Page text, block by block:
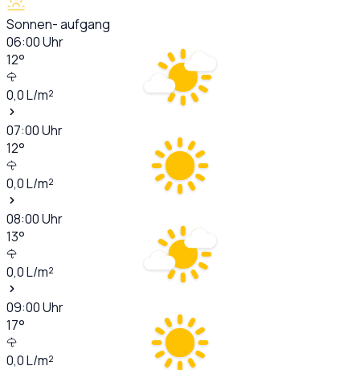
Sonnen- aufgang
06:00Uhr
12°
0,0L/m²
07:00Uhr
12°
0,0L/m²
08:00Uhr
13°
0,0L/m²
09:00Uhr
17°
0,0L/m²